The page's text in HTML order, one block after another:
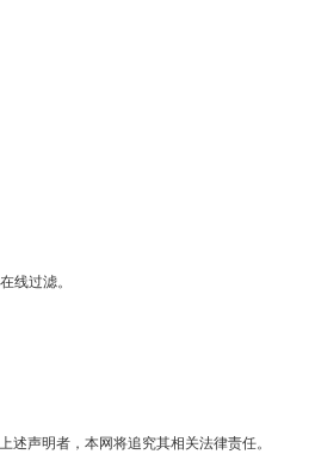
线过滤。
声明者，本网将追究其相关法律责任。